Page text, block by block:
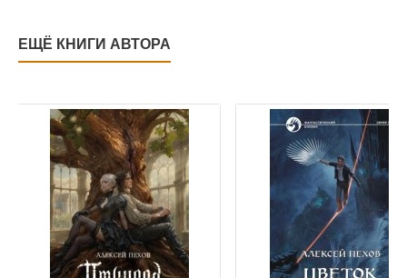
ЕЩЁ КНИГИ АВТОРА